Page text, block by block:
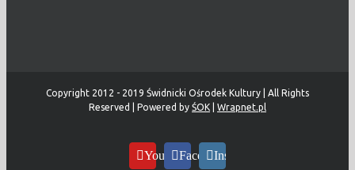
Copyright 2012 - 2019 Świdnicki Ośrodek Kultury | All Rights
Reserved | Powered by ŚOK Wrapnet.pl
YouTubeFacebookInstagram